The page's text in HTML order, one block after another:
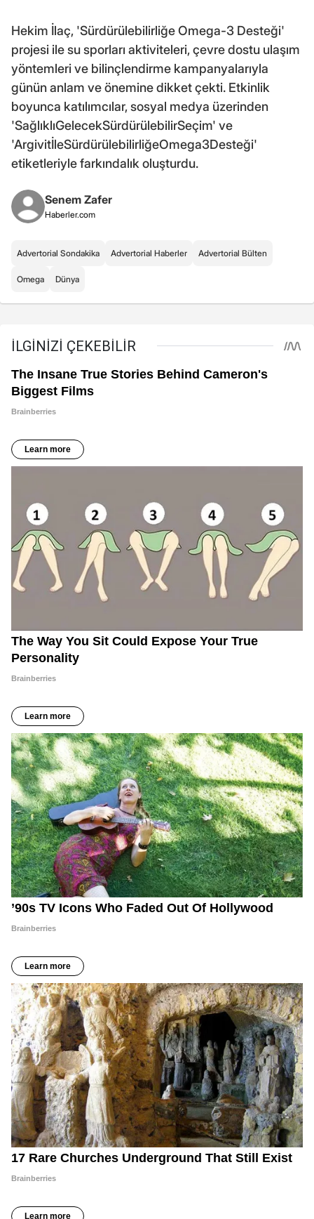
Hekim İlaç, 'Sürdürülebilirliğe Omega-3 Desteği'
projesi ile su sporları aktiviteleri, çevre dostu ulaşım
yöntemleri ve bilinçlendirme kampanyalarıyla
günün anlam ve önemine dikket çekti. Etkinlik
boyunca katılımcılar, sosyal medya üzerinden
'SağlıklıGelecekSürdürülebilirSeçim' ve
'ArgivitİleSürdürülebilirliğeOmega3Desteği'
etiketleriyle farkındalık oluşturdu.
Senem Zafer
Haberler.com
Advertorial Sondakika Advertorial Haberler Advertorial Bülten
Omega Dünya